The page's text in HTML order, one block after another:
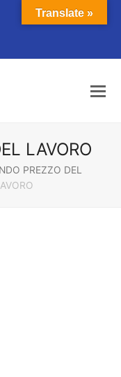
LAVORO
PREZZO DEL
Translate »